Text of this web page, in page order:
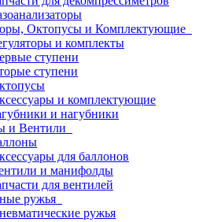
Октопусы и Комплектующие
и комплекты
ступени
ступени
и комплектующие
и нагубники
и Вентили
для баллонов
и манифолды
для вентилей
ружья
ружья